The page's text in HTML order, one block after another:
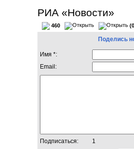
РИА «Новости»
460
Поделись
Имя *:
Email:
Подписаться: 1